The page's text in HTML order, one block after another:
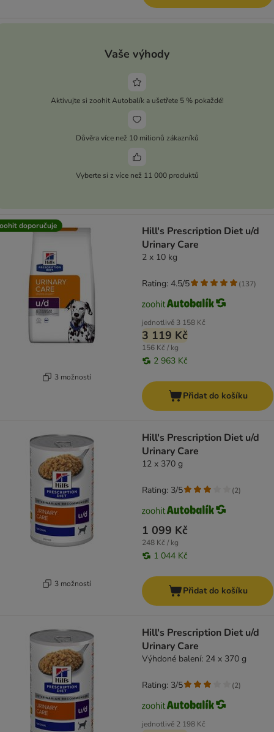
Vaše výhody
Aktivujte si zoohit Autobalík a ušetřete 5 % pokaždé!
Důvěra více než 10 milionů zákazníků
Vyberte si z více než 11 000 produktů
doporučuje
3 možností
Hill's Prescription Diet u/d
Urinary Care
2 x 10 kg
jednotlivě 3 158 Kč
3 119 Kč
156 Kč / kg
2 963 Kč
Rating: 4.5/5 (137)
Přidat do košíku
3 možností
Hill's Prescription Diet u/d
Urinary Care
12 x 370 g
1 099 Kč
248 Kč / kg
1 044 Kč
Rating: 3/5 (2)
Přidat do košíku
Hill's Prescription Diet u/d
Urinary Care
Výhdoné balení: 24 x 370 g
jednotlivě 2 198 Kč
Rating: 3/5 (2)